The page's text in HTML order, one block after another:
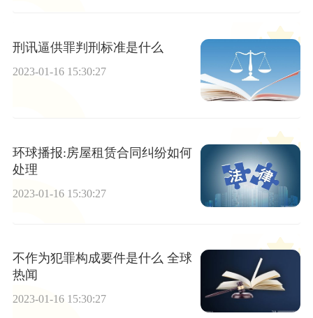
刑讯逼供罪判刑标准是什么
2023-01-16 15:30:27
环球播报:房屋租赁合同纠纷如何
处理
2023-01-16 15:30:27
不作为犯罪构成要件是什么 全球
热闻
2023-01-16 15:30:27